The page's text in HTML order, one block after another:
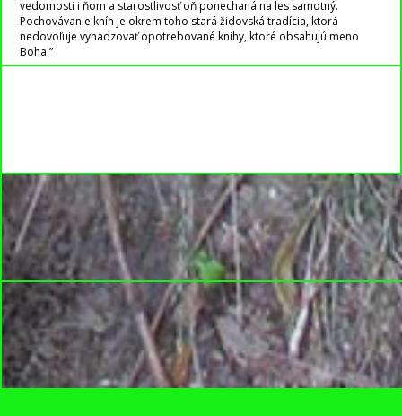
vedomosti i ňom a starostlivosť oň ponechaná na les samotný.
Pochovávanie kníh je okrem toho stará židovská tradícia, ktorá
nedovoľuje vyhadzovať opotrebované knihy, ktoré obsahujú meno
Boha.”